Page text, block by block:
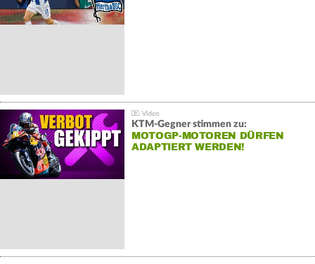
KTM-Gegner stimmen zu:
MOTOGP-MOTOREN DÜRFEN
ADAPTIERT WERDEN!